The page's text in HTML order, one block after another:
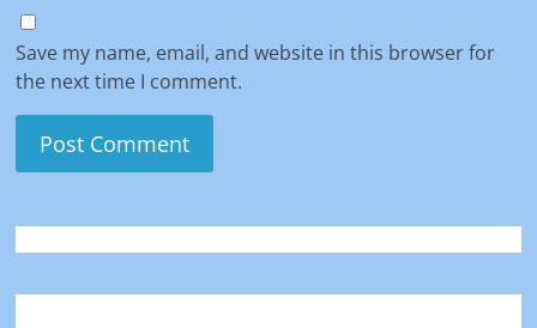
Save my name, email, and website in this browser for
the next time I comment.